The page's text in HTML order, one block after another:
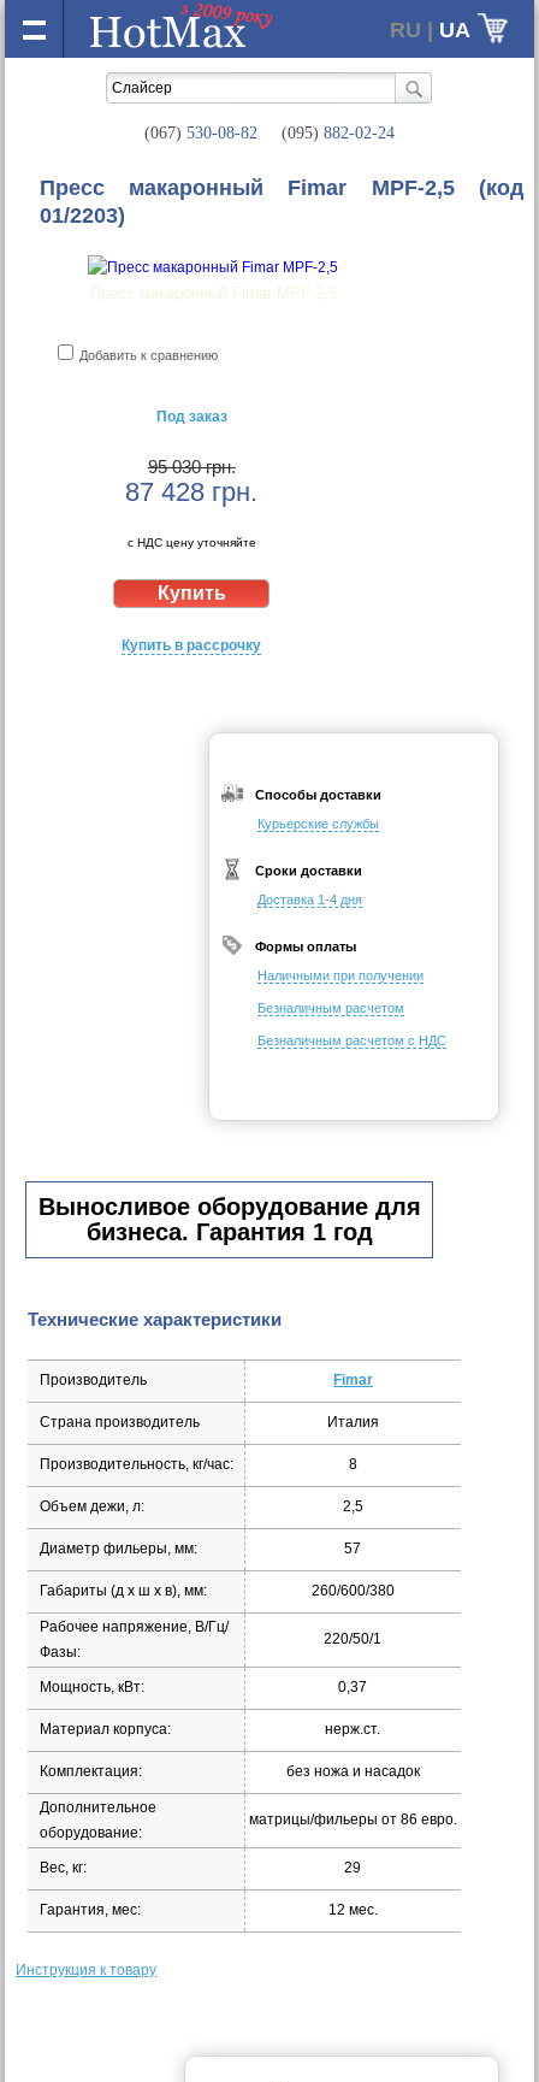
RU | UA
(067) 530-08-82 (095) 882-02-24
Пресс макаронный Fimar MPF-2,5(код
01/2203)
Пресс макаронный Fimar MPF-2,5
Добавить к сравнению
Под заказ
95 030 грн.
87 428 грн.
с НДС цену уточняйте
Купить в рассрочку
Способы доставки
Курьерские службы
Сроки доставки
Доставка 1-4 дня
Формы оплаты
Наличными при получении
Безналичным расчетом
Безналичным расчетом с НДС
Выносливое оборудование для
бизнеса. Гарантия 1 год
Технические характеристики
Производитель Fimar
Страна производитель Италия
Производительность, кг/час: 8
Объем дежи, л: 2,5
Диаметр фильеры, мм: 57
Габариты (д х ш х в), мм: 260/600/380
Рабочее напряжение, В/Гц/
Фазы:
220/50/1
Мощность, кВт: 0,37
Материал корпуса: нерж.ст.
Комплектация: без ножа и насадок
Дополнительное
оборудование:
матрицы/фильеры от 86 евро.
Вес, кг: 29
Гарантия, мес: 12 мес.
Инструкция к товару